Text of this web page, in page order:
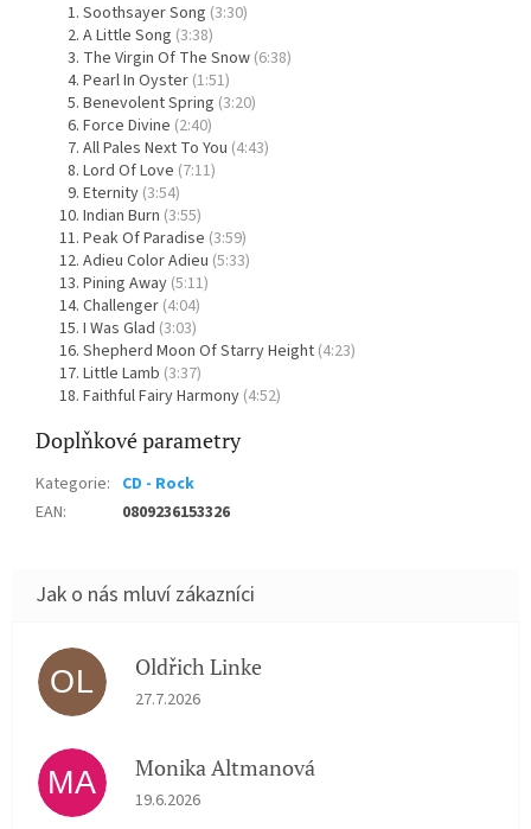
Soothsayer Song (3:30)
A Little Song (3:38)
The Virgin Of The Snow (6:38)
Pearl In Oyster (1:51)
Benevolent Spring (3:20)
Force Divine (2:40)
All Pales Next To You (4:43)
Lord Of Love (7:11)
Eternity (3:54)
Indian Burn (3:55)
Peak Of Paradise (3:59)
Adieu Color Adieu (5:33)
Pining Away (5:11)
Challenger (4:04)
I Was Glad (3:03)
Shepherd Moon Of Starry Height (4:23)
Little Lamb (3:37)
Faithful Fairy Harmony (4:52)
Doplňkové parametry
Kategorie: CD - Rock
EAN: 0809236153326
OL Oldřich Linke
Hodnocení obchodu je 5 z 5 hvězdiček.
27.7.2026
MA Monika Altmanová
Hodnocení obchodu je 5 z 5 hvězdiček.
19.6.2026